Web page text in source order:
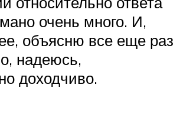
очень много. И,
объясню все еще раз
надеюсь,
доходчиво.